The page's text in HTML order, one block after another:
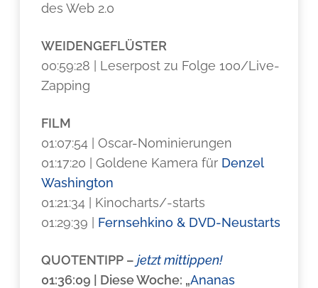
des Web 2.0
WEIDENGEFLÜSTER
00:59:28 | Leserpost zu Folge 100/Live-
Zapping
FILM
01:07:54 | Oscar-Nominierungen
01:17:20 | Goldene Kamera für Denzel
Washington
01:21:34 | Kinocharts/-starts
01:29:39 | Fernsehkino & DVD-Neustarts
QUOTENTIPP –jetzt mittippen!
01:36:09 | Diese Woche: „Ananas